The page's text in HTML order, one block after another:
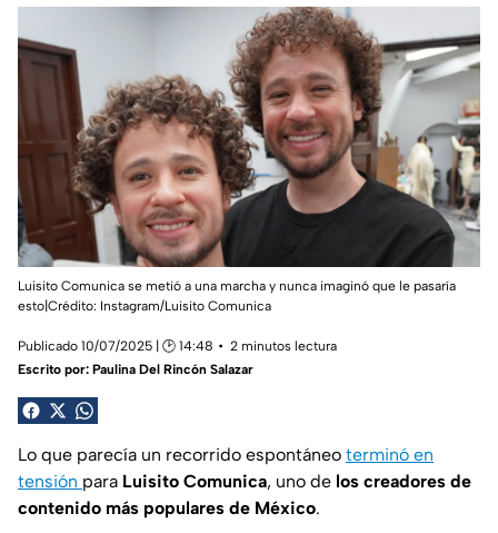
Luisito Comunica se metió a una marcha y nunca imaginó que le pasaría
esto|Crédito: Instagram/Luisito Comunica
Publicado 10/07/2025 | 🕑 14:48
2 minutos lectura
Escrito por: Paulina Del Rincón Salazar
Lo que parecía un recorrido espontáneo terminó en
tensión para Luisito Comunica, uno de los creadores de
contenido más populares de México.